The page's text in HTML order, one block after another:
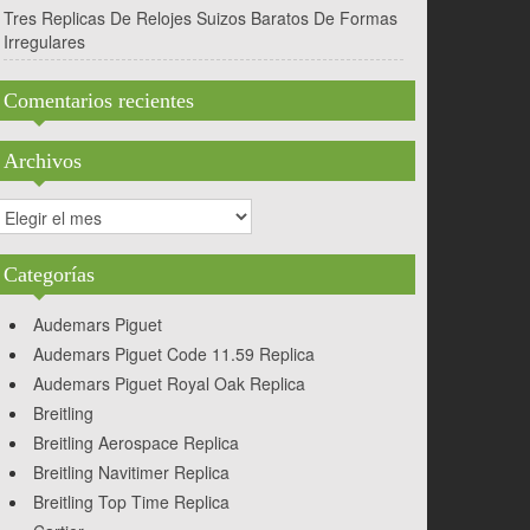
Tres Replicas De Relojes Suizos Baratos De Formas
Irregulares
Comentarios recientes
Archivos
Categorías
Audemars Piguet
Audemars Piguet Code 11.59 Replica
Audemars Piguet Royal Oak Replica
Breitling
Breitling Aerospace Replica
Breitling Navitimer Replica
Breitling Top Time Replica